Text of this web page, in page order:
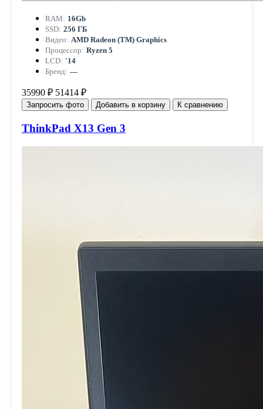
RAM: 16Gb
SSD: 256 ГБ
Видео: AMD Radeon (TM) Graphics
Процессор: Ryzen 5
LCD: '14
Бренд: —
35990 ₽ 51414 ₽
Запросить фото Добавить в корзину К сравнению
ThinkPad X13 Gen 3